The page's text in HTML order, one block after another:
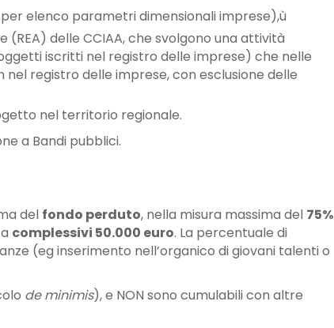
per elenco parametri dimensionali imprese),ù
delle CCIAA, che svolgono una attività
iscritti nel registro delle imprese) che nelle
registro delle imprese, con esclusione delle
nel territorio regionale.
a Bandi pubblici.
del fondo perduto, nella misura massima del 75%
complessivi 50.000 euro. La percentuale di
(eg inserimento nell’organico di giovani talenti o
de minimis), e NON sono cumulabili con altre